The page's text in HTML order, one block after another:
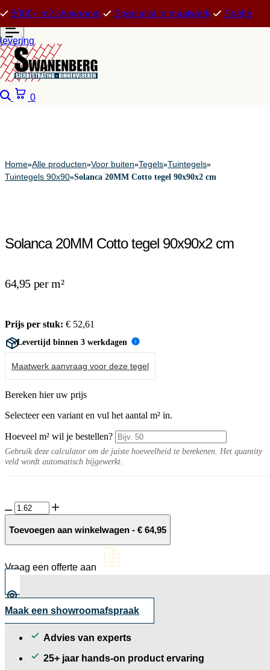
5000+ m2 showroom Specialist in maatwerk Snelle
levering
Zoeken
0
Home»Alle producten»Voor buiten»Tegels»Tuintegels»
Tuintegels 90x90»Solanca 20MM Cotto tegel 90x90x2 cm
Solanca 20MM Cotto tegel 90x90x2 cm
64,95 per m²
Prijs per stuk: € 52,61
Levertijd binnen 3 werkdagen i
Maatwerk aanvraag voor deze tegel
Bereken hier uw prijs
Selecteer een variant en vul het aantal m² in.
Hoeveel m² wil je bestellen?
Gebruik deze calculator om de juiste hoeveelheid te berekenen. Het quantity
veld wordt automatisch bijgewerkt.
Solanca
20MM
Cotto
aantal
Toevoegen aan winkelwagen - € 64,95
Vraag een offerte aan
Maak een showroomafspraak
Advies van experts
25+ jaar hands-on product ervaring